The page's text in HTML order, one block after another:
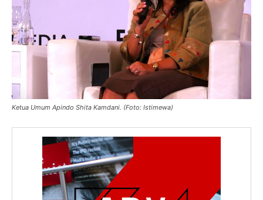
Ketua Umum Apindo Shita Kamdani. (Foto: Istimewa)